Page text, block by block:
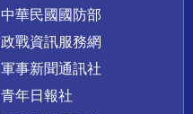
中華民國國防部
政戰資訊服務網
軍事新聞通訊社
青年日報社